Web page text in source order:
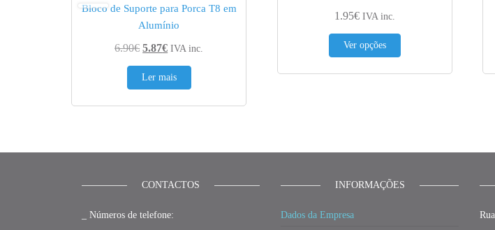
Bloco de Suporte para Porca T8 em
Alumínio
6.90€ O preço original era: 6.90€.
5.87€O preço atual é: 5.87€.
IVA inc.
Ler mais
1.95€ IVA inc.
Ver opções
This product has
CONTACTOS
_ Números de telefone:
INFORMAÇÕES
Dados da Empresa